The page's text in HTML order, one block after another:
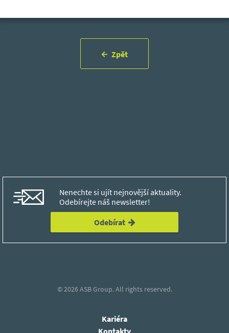
Zpět
Nenechte si ujít nejnovější aktuality.
Odebírejte náš newsletter!
Odebírat
© 2026ASB Group.All rights reserved.
Kariéra